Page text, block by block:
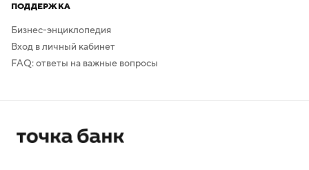
ПОДДЕРЖКА
Бизнес-энциклопедия
Вход в личный кабинет
FAQ: ответы на важные вопросы